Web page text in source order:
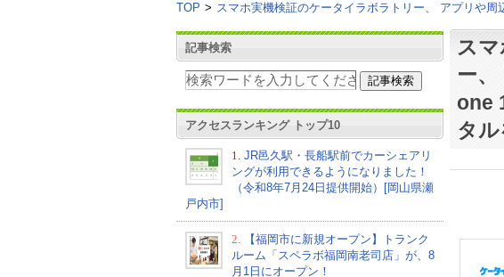
TOP > スマホ実機検証のケータイラボラトリー、 アプリや
記事検索
アクセスランキング トップ10
1.
JR邑久駅・長船駅前でカーシェアリ
ングが利用できるようになりました！
（令和8年7月24日提供開始）[岡山県瀬
戸内市]
2.
【福岡市に新規オープン】トランク
ルーム「スペラボ福岡南老司店」が、8
月1日にオープン！
スマ
ー
one
タ